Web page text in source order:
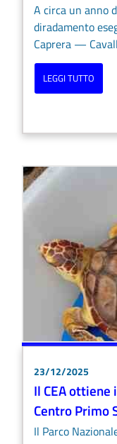
A circa un anno
diradamento
Caprera —
LEGGI TUTTO
23/12/2025
Il CEA
Centro Primo
Il Parco